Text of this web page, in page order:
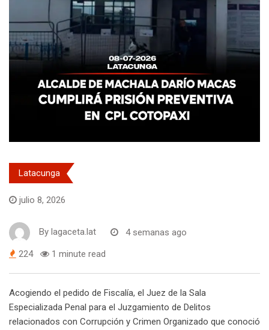
Latacunga
julio 8, 2026
By lagaceta.lat 4 semanas ago
224 1 minute read
Acogiendo el pedido de Fiscalía, el Juez de la Sala
Especializada Penal para el Juzgamiento de Delitos
relacionados con Corrupción y Crimen Organizado que conoció